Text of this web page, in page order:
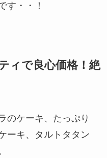
す・・！
ィで良心価格！絶
のケーキ、たっぷり
ーキ、タルトタタン